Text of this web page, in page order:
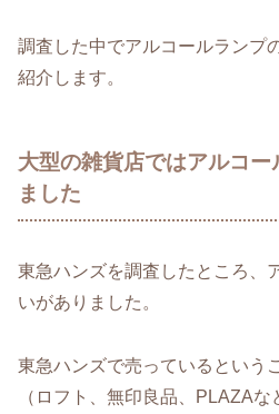
調査した中でアルコールランプ
紹介します。
大型の雑貨店ではアルコ
ました
東急ハンズを調査したところ、
いがありました。
東急ハンズで売っているという
（ロフト、無印良品、PLAZA